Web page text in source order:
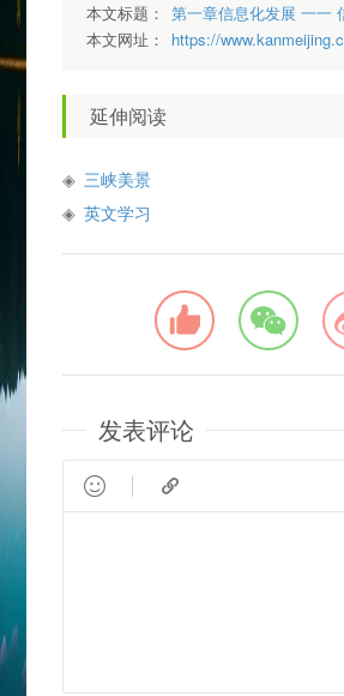
本文标题：
第一章信息化发展 一一 信
本文网址：
https://
延伸阅读
三峡美景
英文学习
发表评论
 